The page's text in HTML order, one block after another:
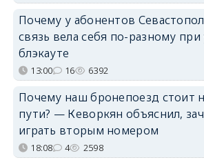
Почему у абонентов
связь вела себя по-разному
блэкауте
13:00 16 6392
Почему наш бронепоезд стоит
пути? — Кеворкян объяснил,
играть вторым номером
18:08 4 2598